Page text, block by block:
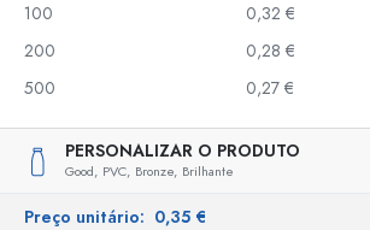
100
0,32 €
200
0,28 €
500
0,27 €
PERSONALIZAR O PRODUTO
Good, PVC, Bronze, Brilhante
Preço unitário: 0,35 €